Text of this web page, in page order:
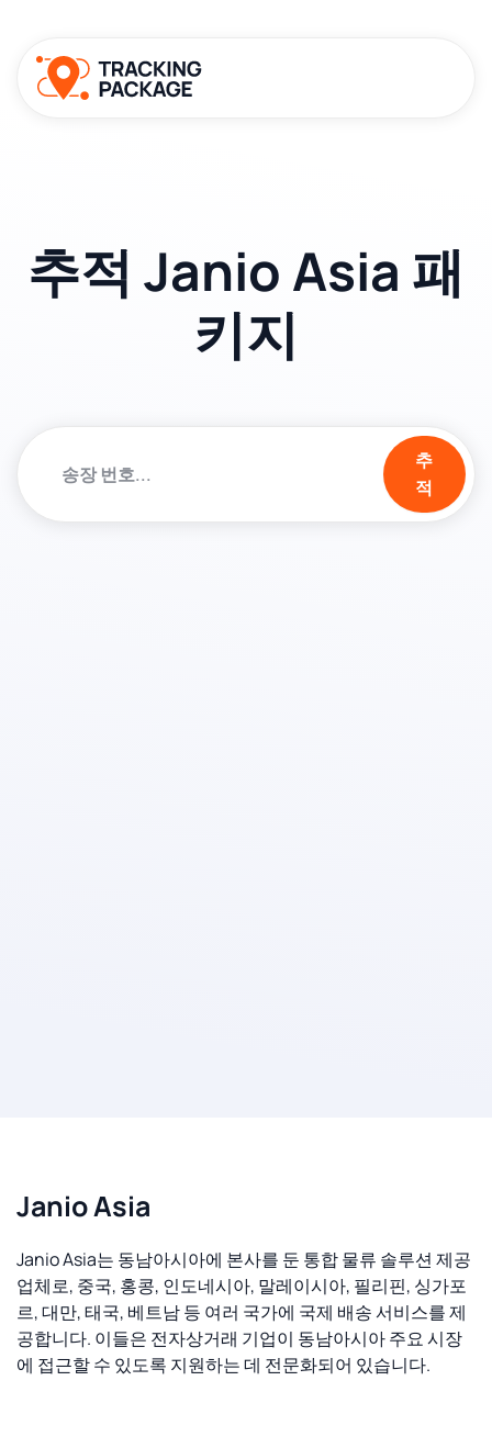
추적 Janio Asia 패
키지
추
적
Janio Asia
Janio Asia는 동남아시아에 본사를 둔 통합 물류 솔루션 제공
업체로, 중국, 홍콩, 인도네시아, 말레이시아, 필리핀, 싱가포
르, 대만, 태국, 베트남 등 여러 국가에 국제 배송 서비스를 제
공합니다. 이들은 전자상거래 기업이 동남아시아 주요 시장
에 접근할 수 있도록 지원하는 데 전문화되어 있습니다.